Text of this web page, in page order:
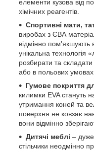
елементи кузова від
хімічних реагентів.
Спортивні мати,
виробах з ЄВА
відмінно пом'якшують
унікальна технологія
розбирати та складати
або в польових
Гумове покриття
килимки EVA стануть
утримання коней та
поверхня не ковзає
вони відмінно
Дитячі меблі – дуже
стільчики неодмінно